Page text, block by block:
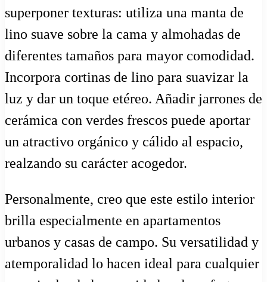
superponer texturas: utiliza una manta de
lino suave sobre la cama y almohadas de
diferentes tamaños para mayor comodidad.
Incorpora cortinas de lino para suavizar la
luz y dar un toque etéreo. Añadir jarrones de
cerámica con verdes frescos puede aportar
un atractivo orgánico y cálido al espacio,
realzando su carácter acogedor.
Personalmente, creo que este estilo interior
brilla especialmente en apartamentos
urbanos y casas de campo. Su versatilidad y
atemporalidad lo hacen ideal para cualquier